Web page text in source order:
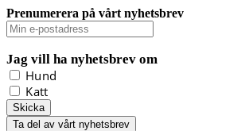
Prenumerera på vårt nyhetsbrev
Jag vill ha nyhetsbrev om
Hund
Katt
Ta del av vårt nyhetsbrev